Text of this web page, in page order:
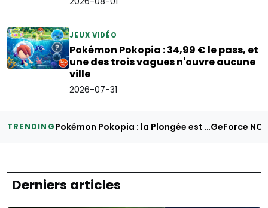
JEUX VIDÉO
Pokémon Pokopia : 34,99 € le pass, et
une des trois vagues n'ouvre aucune
ville
2026-07-31
TRENDING Pokémon Pokopia : la Plongée est offerte, le pass à 34,99 € vend autre chose
Derniers articles